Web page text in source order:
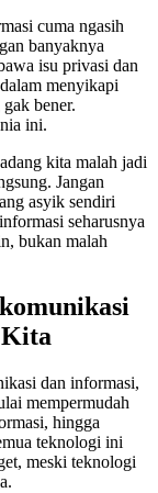
cuma ngasih
banyaknya
isu privasi dan
menyikapi
bener.
ini.
kita malah jadi
Jangan
asyik sendiri
seharusnya
bukan malah
Kita
dan informasi,
mempermudah
hingga
teknologi ini
meski teknologi